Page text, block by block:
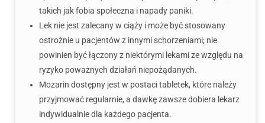
takich jak fobia społeczna i napady paniki.
Lek nie jest zalecany w ciąży i może być stosowany
ostrożnie u pacjentów z innymi schorzeniami; nie
powinien być łączony z niektórymi lekami ze względu na
ryzyko poważnych działań niepożądanych.
Mozarin dostępny jest w postaci tabletek, które należy
przyjmować regularnie, a dawkę zawsze dobiera lekarz
indywidualnie dla każdego pacjenta.